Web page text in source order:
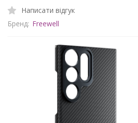
Написати відгук
Бренд: Freewell